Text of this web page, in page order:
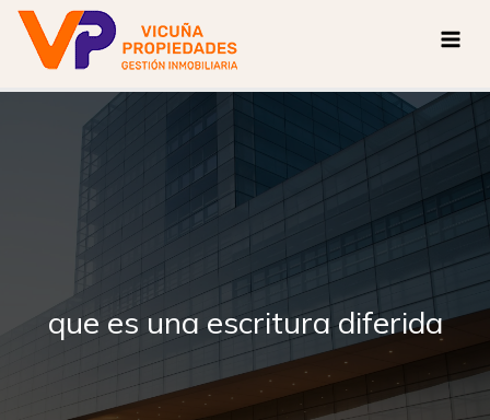
contenido
que es una escritura diferida